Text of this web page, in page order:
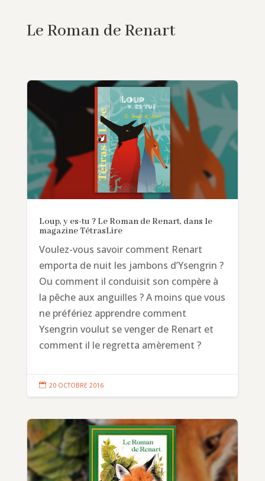
Le Roman de Renart
Loup, y es-tu ? Le Roman de Renart, dans le
magazine TétrasLire
Voulez-vous savoir comment Renart
emporta de nuit les jambons d’Ysengrin ?
Ou comment il conduisit son compère à
la pêche aux anguilles ? A moins que vous
ne préfériez apprendre comment
Ysengrin voulut se venger de Renart et
comment il le regretta amèrement ?
 20 OCTOBRE 2016